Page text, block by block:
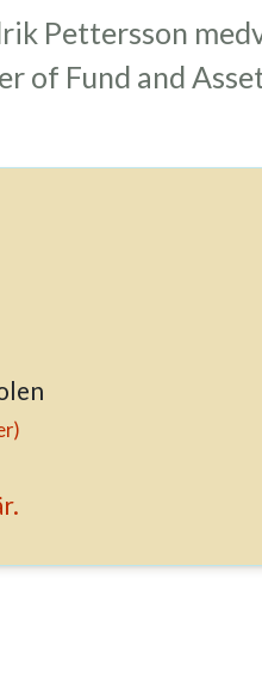
Pettersson
of Fund and